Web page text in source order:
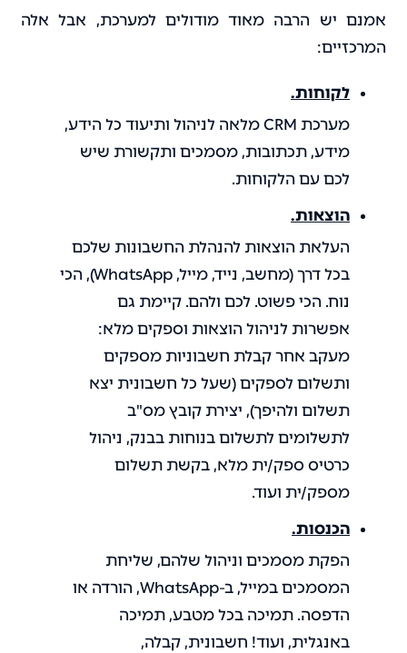
אמנם יש הרבה מאוד מודולים למערכת, אבל אלה
המרכזיים:
לקוחות.
מערכת CRM מלאה לניהול ותיעוד כל הידע,
מידע, תכתובות, מסמכים ותקשורת שיש
לכם עם הלקוחות.
הוצאות.
העלאת הוצאות להנהלת החשבונות שלכם
בכל דרך (מחשב, נייד, מייל, WhatsApp), הכי
נוח. הכי פשוט. לכם ולהם. קיימת גם
אפשרות לניהול הוצאות וספקים מלא:
מעקב אחר קבלת חשבוניות מספקים
ותשלום לספקים (שעל כל חשבונית יצא
תשלום ולהיפך), יצירת קובץ מס"ב
לתשלומים לתשלום בנוחות בבנק, ניהול
כרטיס ספק/ית מלא, בקשת תשלום
מספק/ית ועוד.
הכנסות.
הפקת מסמכים וניהול שלהם, שליחת
המסמכים במייל, ב-WhatsApp, הורדה או
הדפסה. תמיכה בכל מטבע, תמיכה
באנגלית, ועוד! חשבונית, קבלה,